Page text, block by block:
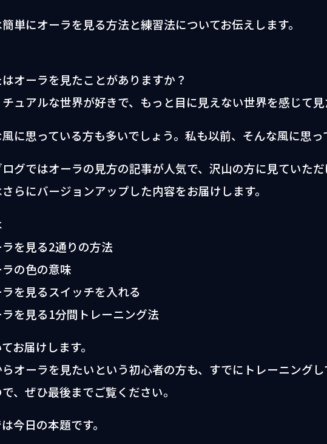
単にオーラを見る方法と練習法についてお伝えします。
オーラを見たことがありますか？
ュアルな世界が好きで、もっと目に見えない世界を感じて見
に思っている方も多いでしょう。私も以前、そんな風に思っ
グではオーラの見方の記事が人気で、沢山の方に見ていただ
らにバージョンアップした内容をお届けします。
ラを見る2通りの方法
ラの色の意味
ラを見るスイッチを入れる
ラを見る1分間トレーニング法
お届けします。
らオーラを見たいという初心者の方も、すでにトレーニング
、ぜひ最後までご覧ください。
今日の本題です。